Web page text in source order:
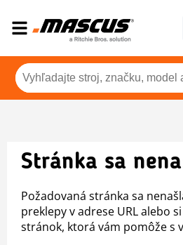
Stránka sa
Požadovaná stránka sa
preklepy v adrese URL alebo
stránok, ktorá vám pomôže s